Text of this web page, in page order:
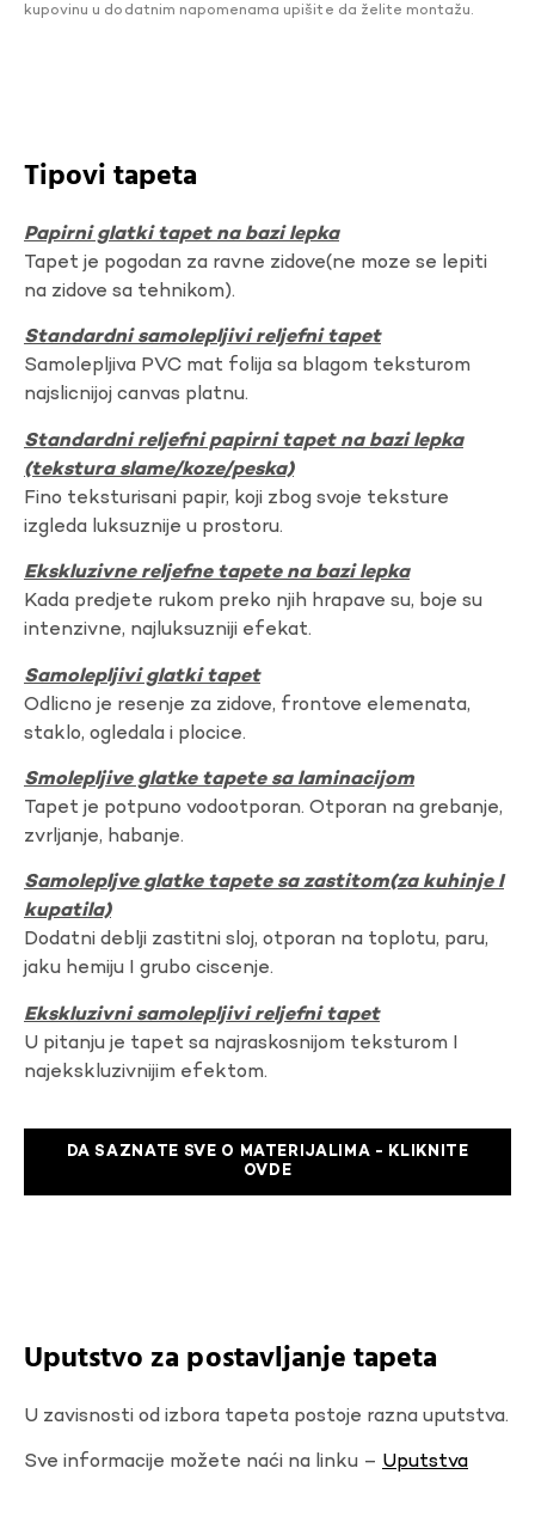
kupovinu u dodatnim napomenama upišite da želite montažu.
Tipovi tapeta
Papirni glatki tapet na bazi lepka
Tapet je pogodan za ravne zidove(ne moze se lepiti
na zidove sa tehnikom).
Standardni samolepljivi reljefni tapet
Samolepljiva PVC mat folija sa blagom teksturom
najslicnijoj canvas platnu.
Standardni reljefni papirni tapet na bazi lepka
(tekstura slame/koze/peska)
Fino teksturisani papir, koji zbog svoje teksture
izgleda luksuznije u prostoru.
Ekskluzivne reljefne tapete na bazi lepka
Kada predjete rukom preko njih hrapave su, boje su
intenzivne, najluksuzniji efekat.
Samolepljivi glatki tapet
Odlicno je resenje za zidove, frontove elemenata,
staklo, ogledala i plocice.
Smolepljive glatke tapete sa laminacijom
Tapet je potpuno vodootporan. Otporan na grebanje,
zvrljanje, habanje.
Samolepljve glatke tapete sa zastitom(za kuhinje I
kupatila)
Dodatni deblji zastitni sloj, otporan na toplotu, paru,
jaku hemiju I grubo ciscenje.
Ekskluzivni samolepljivi reljefni tapet
U pitanju je tapet sa najraskosnijom teksturom I
najekskluzivnijim efektom.
DA SAZNATE SVE O MATERIJALIMA - KLIKNITE
OVDE
Uputstvo za postavljanje tapeta
U zavisnosti od izbora tapeta postoje razna uputstva.
Sve informacije možete naći na linku – Uputstva